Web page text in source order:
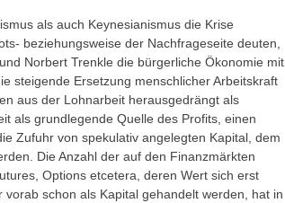
als auch Keynesianismus die Krise
beziehungsweise der Nachfrageseite deuten,
Norbert Trenkle die bürgerliche Ökonomie mit
steigende Ersetzung menschlicher Arbeitskraft
aus der Lohnarbeit herausgedrängt als
als grundlegende Quelle des Profits, einen
Zufuhr von spekulativ angelegten Kapital, dem
Die Anzahl der auf den Finanzmärkten
Options etcetera, deren Wert sich erst
schon als Kapital gehandelt werden, hat in